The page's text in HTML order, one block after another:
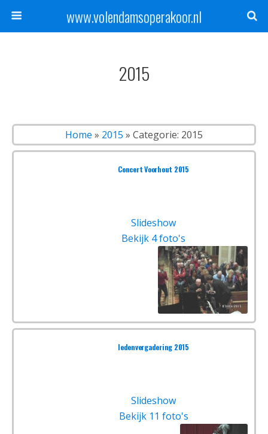
www.volendamsoperakoor.nl
2015
Home » 2015 » Categorie: 2015
Concert Voorhout 2015
Slideshow
Bekijk 4 foto's
ledenvergadering 2015
Slideshow
Bekijk 11 foto's